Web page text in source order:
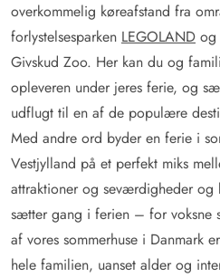
overkommelig køreafstand fra
forlystelsesparken LEGOLAND og
Givskud Zoo. Her kan du og
opleveren under jeres ferie, og
udflugt til en af de populære
Med andre ord byder en ferie i
Vestjylland på et perfekt miks
attraktioner og seværdigheder og
sætter gang i ferien – for voksne
af vores sommerhuse i Danmark
hele familien, uanset alder og